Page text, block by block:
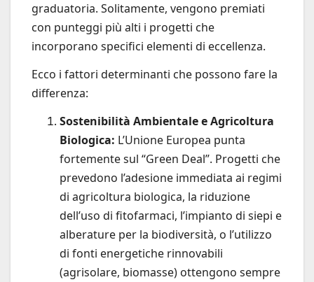
graduatoria. Solitamente, vengono premiati
con punteggi più alti i progetti che
incorporano specifici elementi di eccellenza.
Ecco i fattori determinanti che possono fare la
differenza:
Sostenibilità Ambientale e Agricoltura
Biologica: L’Unione Europea punta
fortemente sul “Green Deal”. Progetti che
prevedono l’adesione immediata ai regimi
di agricoltura biologica, la riduzione
dell’uso di fitofarmaci, l’impianto di siepi e
alberature per la biodiversità, o l’utilizzo
di fonti energetiche rinnovabili
(agrisolare, biomasse) ottengono sempre